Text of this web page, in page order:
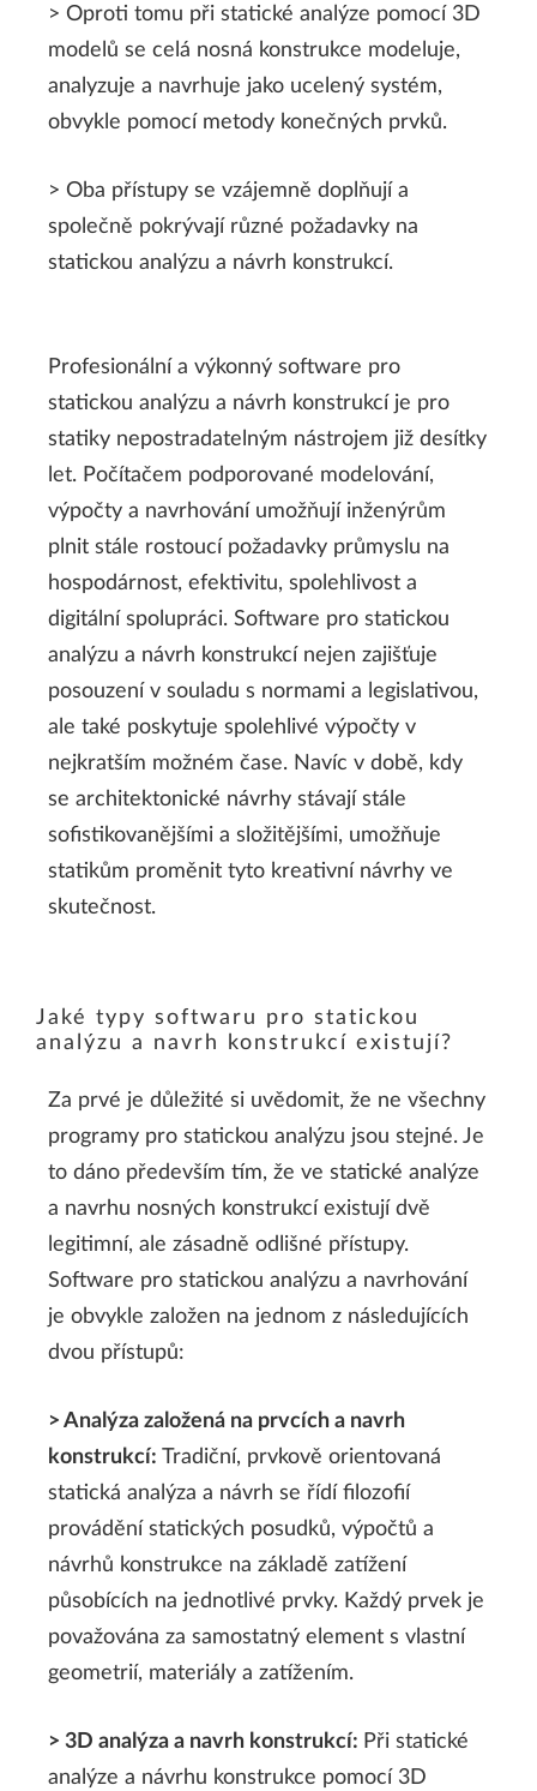
> Oproti tomu při statické analýze pomocí 3D
modelů se celá nosná konstrukce modeluje,
analyzuje a navrhuje jako ucelený systém,
obvykle pomocí metody konečných prvků.
> Oba přístupy se vzájemně doplňují a
společně pokrývají různé požadavky na
statickou analýzu a návrh konstrukcí.
Profesionální a výkonný software pro
statickou analýzu a návrh konstrukcí je pro
statiky nepostradatelným nástrojem již desítky
let. Počítačem podporované modelování,
výpočty a navrhování umožňují inženýrům
plnit stále rostoucí požadavky průmyslu na
hospodárnost, efektivitu, spolehlivost a
digitální spolupráci. Software pro statickou
analýzu a návrh konstrukcí nejen zajišťuje
posouzení v souladu s normami a legislativou,
ale také poskytuje spolehlivé výpočty v
nejkratším možném čase. Navíc v době, kdy
se architektonické návrhy stávají stále
sofistikovanějšími a složitějšími, umožňuje
statikům proměnit tyto kreativní návrhy ve
skutečnost.
Jaké typy softwaru pro statickou
analýzu a navrh konstrukcí existují?
Za prvé je důležité si uvědomit, že ne všechny
programy pro statickou analýzu jsou stejné. Je
to dáno především tím, že ve statické analýze
a navrhu nosných konstrukcí existují dvě
legitimní, ale zásadně odlišné přístupy.
Software pro statickou analýzu a navrhování
je obvykle založen na jednom z následujících
dvou přístupů:
> Analýza založená na prvcích a navrh
konstrukcí: Tradiční, prvkově orientovaná
statická analýza a návrh se řídí filozofií
provádění statických posudků, výpočtů a
návrhů konstrukce na základě zatížení
působících na jednotlivé prvky. Každý prvek je
považována za samostatný element s vlastní
geometrií, materiály a zatížením.
> 3D analýza a navrh konstrukcí: Při statické
analýze a návrhu konstrukce pomocí 3D